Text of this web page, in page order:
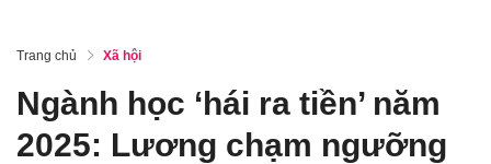
Trang chủ Xã hội
Ngành học ‘hái ra tiền’ năm
2025: Lương chạm ngưỡng